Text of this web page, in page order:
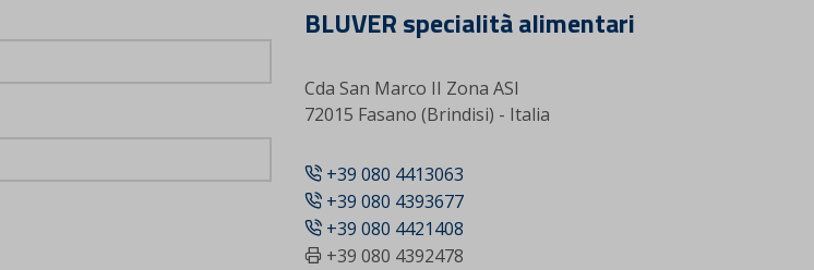
BLUVER specialità alimentari
Cda San Marco II Zona ASI
72015 Fasano (Brindisi) - Italia
+39 080 4413063
+39 080 4393677
+39 080 4421408
+39 080 4392478